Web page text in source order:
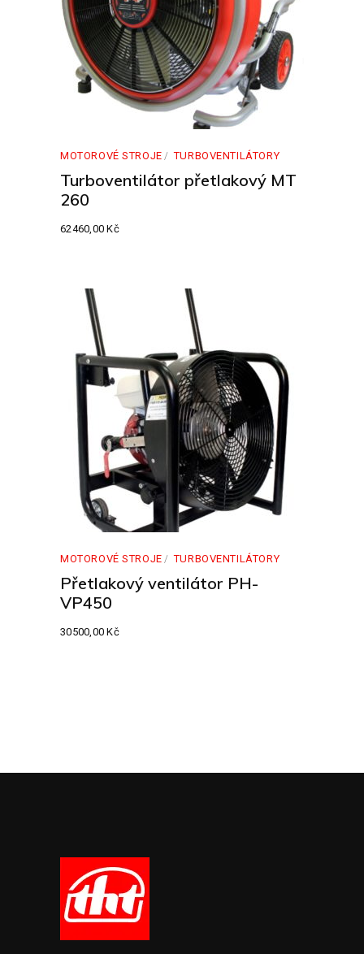
MOTOROVÉ STROJE TURBOVENTILÁTORY
Turboventilátor přetlakový MT
260
62460,00Kč
MOTOROVÉ STROJE TURBOVENTILÁTORY
Přetlakový ventilátor PH-
VP450
30500,00Kč